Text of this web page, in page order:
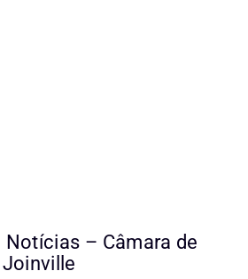
Notícias – Câmara de